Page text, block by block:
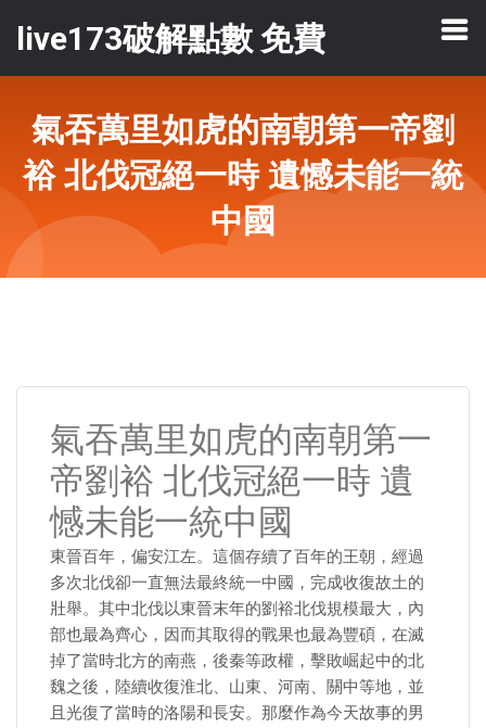
live173破解點數 免費
氣吞萬里如虎的南朝第一帝劉
裕 北伐冠絕一時 遺憾未能一統
中國
氣吞萬里如虎的南朝第一
帝劉裕 北伐冠絕一時 遺
憾未能一統中國
東晉百年，偏安江左。這個存續了百年的王朝，經過
多次北伐卻一直無法最終統一中國，完成收復故土的
壯舉。其中北伐以東晉末年的劉裕北伐規模最大，內
部也最為齊心，因而其取得的戰果也最為豐碩，在滅
掉了當時北方的南燕，後秦等政權，擊敗崛起中的北
魏之後，陸續收復淮北、山東、河南、關中等地，並
且光復了當時的洛陽和長安。那麼作為今天故事的男